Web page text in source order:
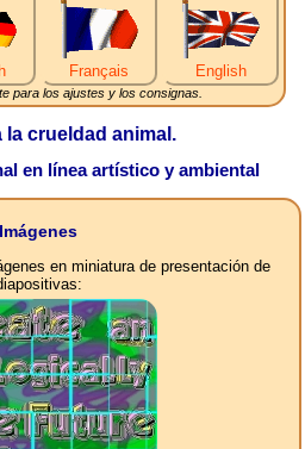
Français English
para los ajustes y los consignas.
la crueldad animal.
en línea artístico y ambiental
Imágenes
en miniatura de presentación de